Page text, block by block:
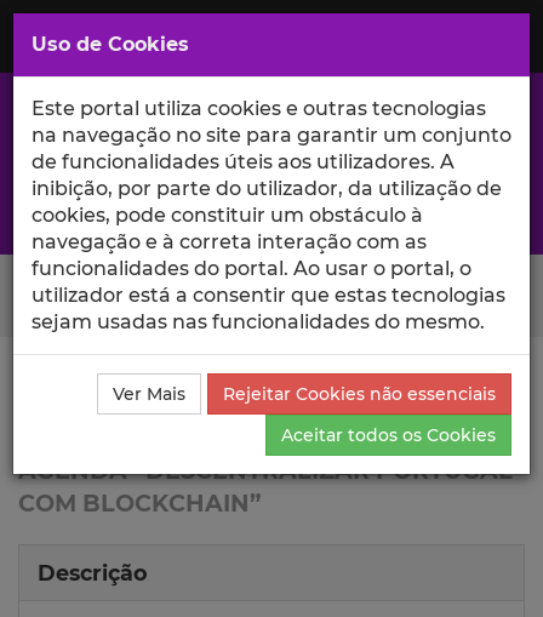
Saltar
para
Conteúdo
Principal
A excelência da investigação e ciência no Iscte
Search Button
Ciência_Iscte Lista de Projetos Projeto
AGENDA “DESCENTRALIZAR PORTUGAL
COM BLOCKCHAIN”
Descrição
Uso de Cookies
Este portal utiliza cookies e outras tecnologias
na navegação no site para garantir um conjunto
de funcionalidades úteis aos utilizadores. A
inibição, por parte do utilizador, da utilização de
cookies, pode constituir um obstáculo à
navegação e à correta interação com as
funcionalidades do portal. Ao usar o portal, o
utilizador está a consentir que estas tecnologias
sejam usadas nas funcionalidades do mesmo.
Ver Mais
Rejeitar Cookies não essenciais
Aceitar todos os Cookies